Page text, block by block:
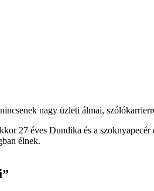
nagy üzleti álmai,
27 éves Dundika és a
élnek.